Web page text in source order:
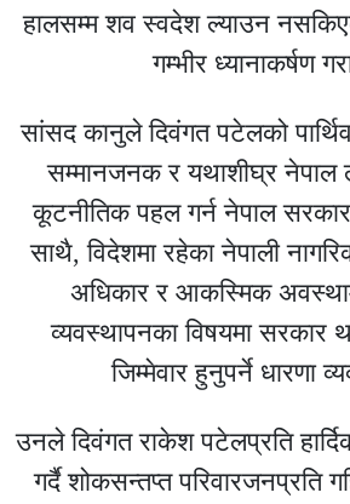
हालसम्म शव स्वदेश ल्याउन
गम्भीर ध्यानाकर्षण
सांसद कानुले दिवंगत पटेलको
सम्मानजनक र यथाशीघ्र
कूटनीतिक पहल गर्न नेपाल
साथै, विदेशमा रहेका नेपाली
अधिकार र आकस्मिक
व्यवस्थापनका विषयमा सरकार
जिम्मेवार हुनुपर्ने धारणा
उनले दिवंगत राकेश पटेलप्रति
गर्दै शोकसन्तप्त परिवारजनप्रति